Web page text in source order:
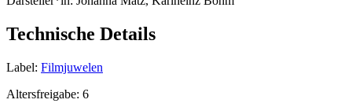
Technische Details
Label: Filmjuwelen
Altersfreigabe: 6